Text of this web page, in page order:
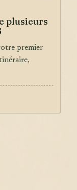
plusieurs